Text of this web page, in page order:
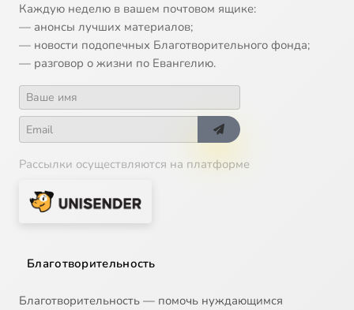
Каждую неделю в вашем почтовом ящике:
— анонсы лучших материалов;
— новости подопечных Благотворительного фонда;
— разговор о жизни по Евангелию.
Рассылки осуществляются на платформе
Благотворительность
Благотворительность — помочь нуждающимся